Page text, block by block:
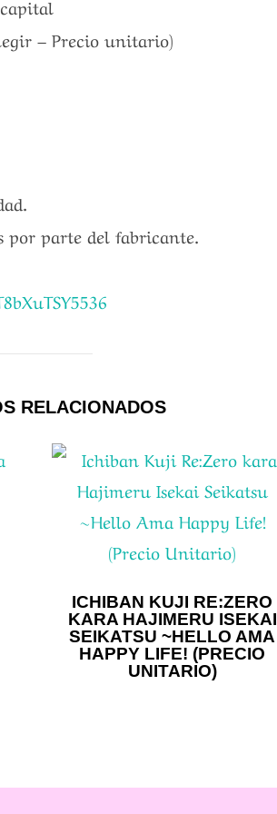
– Precio unitario)
por parte del fabricante.
RELACIONADOS
ICHIBAN KUJI RE:ZERO
KARA HAJIMERU ISEKAI
SEIKATSU ~HELLO AMA
HAPPY LIFE! (PRECIO
UNITARIO)